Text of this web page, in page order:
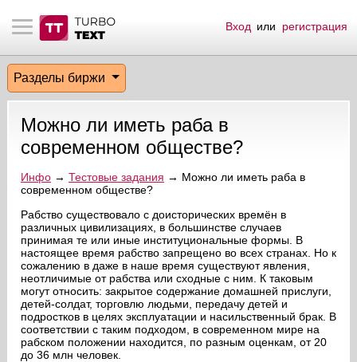
материалы
биржи
эфир
на сайте
пользователей
сообщения
по форуму
Вход или регистрация
Разделы биржи
Можно ли иметь раба в
современном обществе?
Инфо→ Тестовые задания → Можно ли иметь раба в
современном обществе?
Рабство существовало с доисторических времён в
различных цивилизациях, в большинстве случаев
принимая те или иные институциональные формы. В
настоящее время рабство запрещено во всех странах. Но к
сожалению в даже в наше время существуют явления,
неотличимые от рабства или сходные с ним. К таковым
могут относить: закрытое содержание домашней прислуги,
детей-солдат, торговлю людьми, передачу детей и
подростков в целях эксплуатации и насильственный брак. В
соответствии с таким подходом, в современном мире на
рабском положении находится, по разным оценкам, от 20
до 36 млн человек.